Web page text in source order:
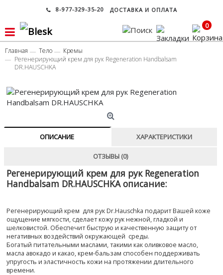
8-977-329-35-20 ДОСТАВКА И ОПЛАТА
0
Главная Тело
Кремы
Регенерирующий крем для рук Regeneration Handbalsam
DR.HAUSCHKA
ОПИСАНИЕ ХАРАКТЕРИСТИКИ
ОТЗЫВЫ (0)
Регенерирующий крем для рук Regeneration
Handbalsam DR.HAUSCHKA описание:
Регенерирующий крем для рук Dr.Hauschka подарит Вашей коже
ощущение мягкости, сделает кожу рук нежной, гладкой и
шелковистой. Обеспечит быструю и качественную защиту от
негативных воздействий окружающей среды.
Богатый питательными маслами, такими как оливковое масло,
масла авокадо и какао, крем-бальзам способен поддерживать
упругость и эластичность кожи на протяжении длительного
времени.